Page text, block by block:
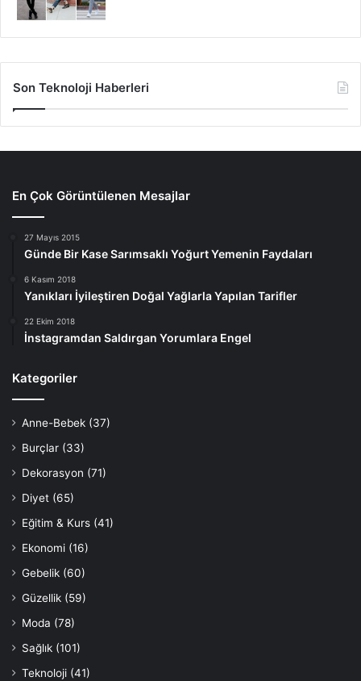
Son Teknoloji Haberleri
En Çok Görüntülenen Mesajlar
27 Mayıs 2015
Günde Bir Kase Sarımsaklı Yoğurt Yemenin Faydaları
6 Kasım 2018
Yanıkları İyileştiren Doğal Yağlarla Yapılan Tarifler
22 Ekim 2018
İnstagramdan Saldırgan Yorumlara Engel
Kategoriler
Anne-Bebek (37)
Burçlar (33)
Dekorasyon (71)
Diyet (65)
Eğitim & Kurs (41)
Ekonomi (16)
Gebelik (60)
Güzellik (59)
Moda (78)
Sağlık (101)
Teknoloji (41)